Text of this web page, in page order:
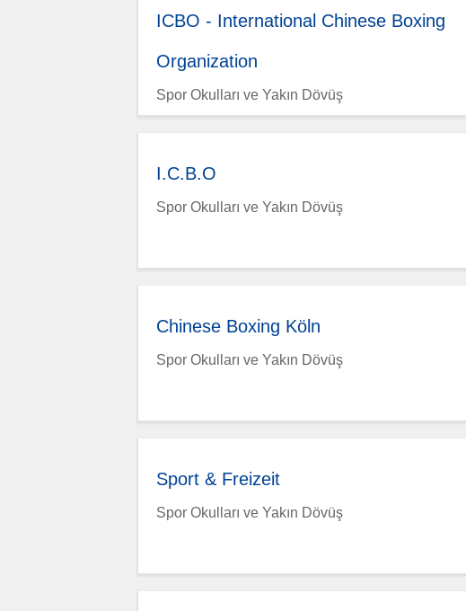
ICBO - International Chinese Boxing
Organization
Spor Okulları ve Yakın Dövüş
I.C.B.O
Spor Okulları ve Yakın Dövüş
Chinese Boxing Köln
Spor Okulları ve Yakın Dövüş
Sport & Freizeit
Spor Okulları ve Yakın Dövüş